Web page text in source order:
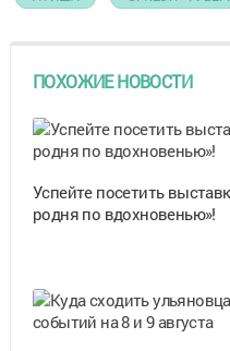
ПОХОЖИЕ НОВОСТИ
Успейте посетить
родня по вдохновенью»!